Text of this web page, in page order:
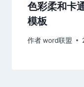
色彩柔和卡
模板
作者word联盟